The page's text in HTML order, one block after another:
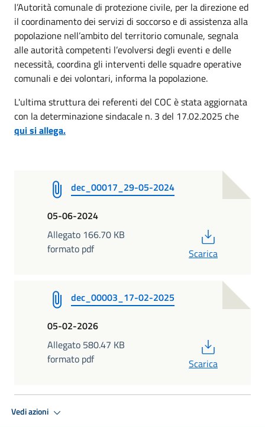
l’Autorità comunale di protezione civile, per la direzione ed
il coordinamento dei servizi di soccorso e di assistenza alla
popolazione nell’ambito del territorio comunale, segnala
alle autorità competenti l’evolversi degli eventi e delle
necessità, coordina gli interventi delle squadre operative
comunali e dei volontari, informa la popolazione.
L'ultima struttura dei referenti del COC è stata aggiornata
con la determinazione sindacale n. 3 del 17.02.2025 che
qui si allega.
dec_00017_29-05-2024
05-06-2024
Allegato 166.70 KB
formato pdf
Scarica
dec_00003_17-02-2025
05-02-2026
Allegato 580.47 KB
formato pdf
Scarica
Vedi azioni